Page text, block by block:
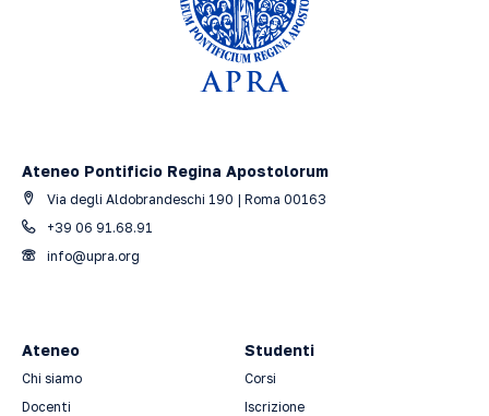
Ateneo Pontificio Regina Apostolorum
Via degli Aldobrandeschi 190 | Roma 00163
+39 06 91.68.91
info@upra.org
Ateneo
Chi siamo
Docenti
Studenti
Corsi
Iscrizione